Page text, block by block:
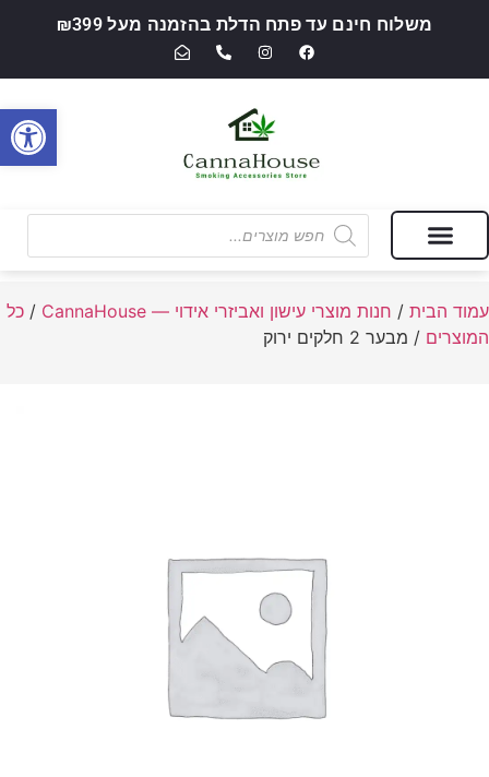
משלוח חינם עד פתח הדלת בהזמנה מעל ₪399
עמוד הבית / חנות מוצרי עישון ואביזרי אידוי — CannaHouse / כל
המוצרים / מבער 2 חלקים ירוק
פתח